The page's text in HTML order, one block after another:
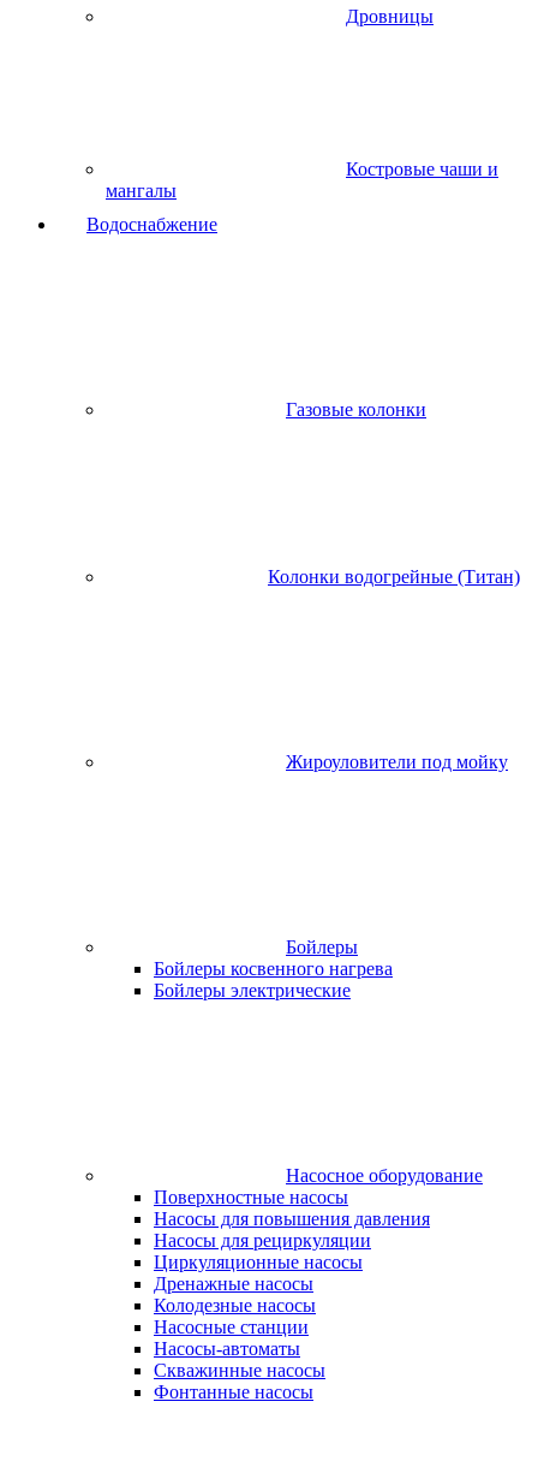
Дровницы
Костровые чаши и
мангалы
Водоснабжение
Газовые колонки
Колонки водогрейные (Титан)
Жироуловители под мойку
Бойлеры
Бойлеры косвенного нагрева
Бойлеры электрические
Насосное оборудование
Поверхностные насосы
Насосы для повышения давления
Насосы для рециркуляции
Циркуляционные насосы
Дренажные насосы
Колодезные насосы
Насосные станции
Насосы-автоматы
Скважинные насосы
Фонтанные насосы